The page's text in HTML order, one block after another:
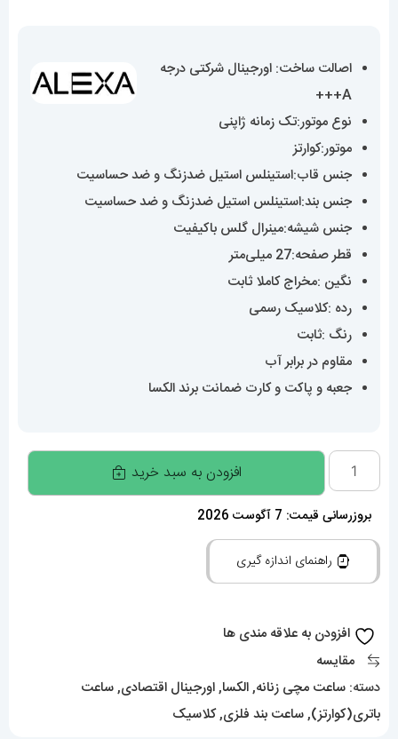
اصالت ساخت: اورجینال شرکتی درجه
A+++
نوع موتور:تک زمانه ژاپنی
موتور:کوارتز
جنس قاب:استینلس استیل ضدزنگ و ضد حساسیت
جنس بند:استینلس استیل ضدزنگ و ضد حساسیت
جنس شیشه:مینرال گلس باکیفیت
قطر صفحه:27 میلی‌متر
نگین :مخراج کاملا ثابت
رده :کلاسیک رسمی
رنگ :ثابت
مقاوم در برابر آب
جعبه و پاکت و کارت ضمانت برند الکسا
ساعت
زنانه
اورجینال
برند
ALEXA
عدد
افزودن به سبد خرید
بروزرسانی قیمت: 7 آگوست 2026
راهنمای اندازه گیری
افزودن به علاقه مندی ها
مقایسه
دسته: ساعت مچی زنانه,الکسا,اورجینال اقتصادی,ساعت
باتری(کوارتز),ساعت بند فلزی,کلاسیک